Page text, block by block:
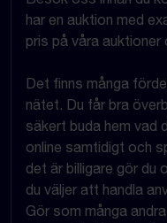
har en auktion med
pris på våra auktioner
Det finns många
nätet. Du får bra
säkert buda hem vad
online samtidigt och
det är billigare gör du
du väljer att handla
Gör som många